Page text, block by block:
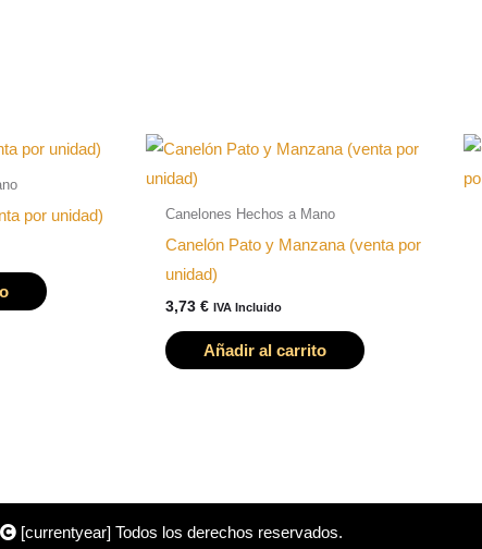
por unidad) Canelones Hechos a Mano
Canelón Pato y Manzana (venta por
unidad)
3,73€ IVA Incluido
Añadir al carrito
[currentyear] Todos los derechos reservados.